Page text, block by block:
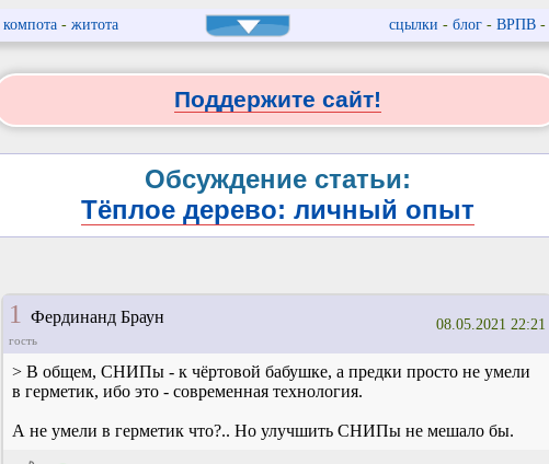
компота- житота сцылки - блог- ВРПВ-
Поддержите сайт!
Обсуждение статьи:
Тёплое дерево: личный опыт
1 Фердинанд Браун
гость
08.05.2021 22:21
> В общем, СНИПы - к чёртовой бабушке, а предки просто не умели
в герметик, ибо это - современная технология.
А не умели в герметик что?.. Но улучшить СНИПы не мешало бы.